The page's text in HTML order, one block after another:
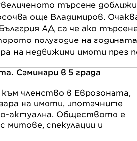
търсене
още Владимиров.
АД са че ако
полугодие на
на недвижими имоти през
Семинари в 5 града
членство в Еврозоната,
на имоти, ипотечните
актуална. Обществото е
митове, спекулации и